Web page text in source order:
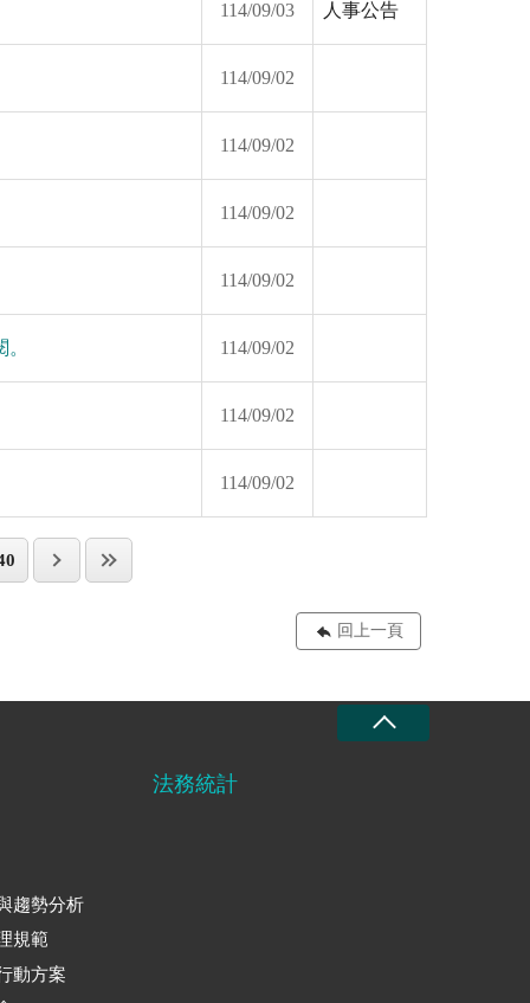
114/09/03 人事公告
114/09/02
114/09/02
114/09/02
114/09/02
114/09/02
114/09/02
114/09/02
回上一頁
趨勢分析
規範
動方案
法務統計